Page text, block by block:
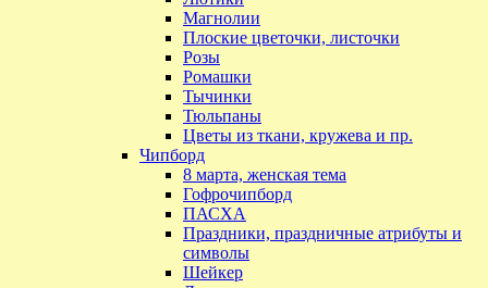
Магнолии
Плоские цветочки, листочки
Розы
Ромашки
Тычинки
Тюльпаны
Цветы из ткани, кружева и пр.
Чипборд
8 марта, женская тема
Гофрочипборд
ПАСХА
Праздники, праздничные атрибуты и
символы
Шейкер